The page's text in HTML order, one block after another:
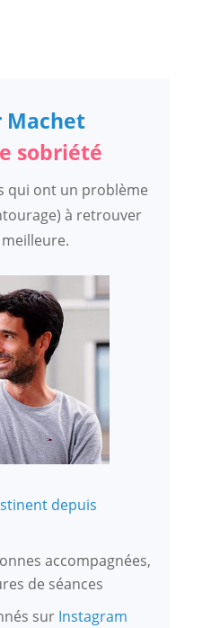
Machet
sobriété
qui ont un problème
à retrouver
depuis
accompagnées,
de séances
sur Instagram